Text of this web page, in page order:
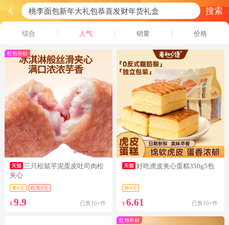
搜索
综合 人气 销量 价格
红包补贴
三只松鼠芋泥蛋皮吐司肉松
夹心
券6元 红包1元
¥ 9.9 已售10+件
好吃虎皮夹心蛋糕350g5包
券4元
¥6.61 已售10+件
红包补贴